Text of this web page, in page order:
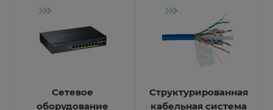
Сетевое
оборудование
Структурированная
кабельная система